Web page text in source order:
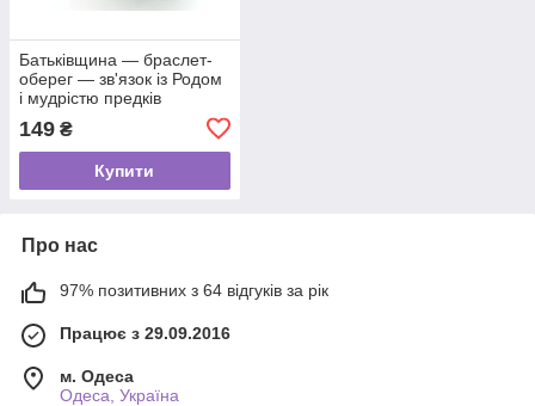
Батьківщина — браслет-
оберег — зв'язок із Родом
і мудрістю предків
149 ₴
Купити
Про нас
97% позитивних з 64 відгуків за рік
Працює з 29.09.2016
м. Одеса
Одеса, Україна